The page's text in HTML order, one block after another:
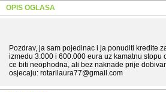
OPIS OGLASA
Pozdrav, ja sam pojedinac i ja ponuditi kredite
izmedu 3.000 i 600.000 eura uz kamatnu
ce biti neophodna, ali bez naknade prije
osjecaju: rotarilaura77@gmail.com